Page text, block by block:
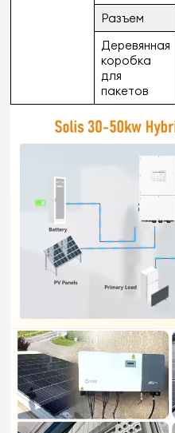
Разъем
Деревянная
коробка
для
пакетов